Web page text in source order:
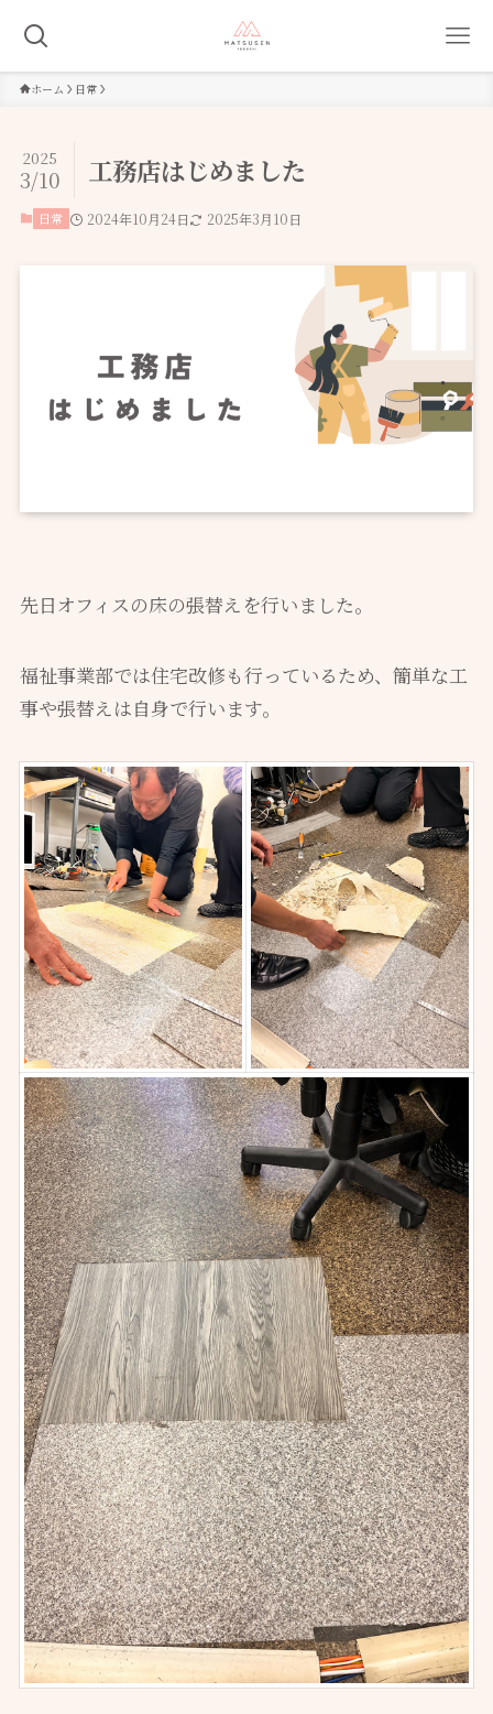
ホーム 日常
工務店はじめました
2025
3/10
日常 2024年10月24日 2025年3月10日
先日オフィスの床の張替えを行いました。
福祉事業部では住宅改修も行っているため、簡単な工
事や張替えは自身で行います。